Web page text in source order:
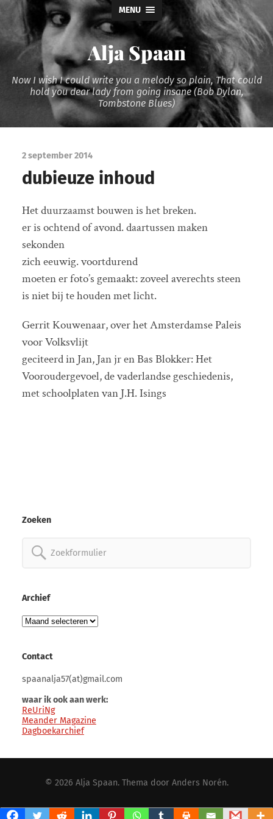
MENU
Alja Spaan
Now I wish I could write you a melody so plain, That could
hold you dear lady from going insane (Bob Dylan,
Tombstone Blues)
2 september 2014
dubieuze inhoud
Het duurzaamst bouwen is het breken.
er is ochtend of avond. daartussen maken
sekonden
zich eeuwig. voortdurend
moeten er foto’s gemaakt: zoveel averechts steen
is niet bij te houden met licht.
Gerrit Kouwenaar, over het Amsterdamse Paleis
voor Volksvlijt
geciteerd in Jan, Jan jr en Bas Blokker: Het
Vooroudergevoel, de vaderlandse geschiedenis,
met schoolplaten van J.H. Isings
Zoeken
Zoeken
Archief
Archief
Contact
spaanalja57(at)gmail.com
waar ik ook aan werk:
ReUriNg
Meander Magazine
Dagboekarchief
© 2026 Alja Spaan. Thema door Anders Norén.